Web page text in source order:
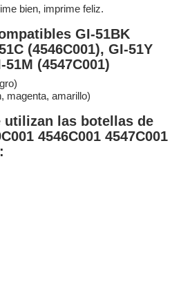
bien, imprime feliz.
GI-51BK
(4546C001), GI-51Y
51M (4547C001)
magenta, amarillo)
utilizan las botellas de
4546C001 4547C001